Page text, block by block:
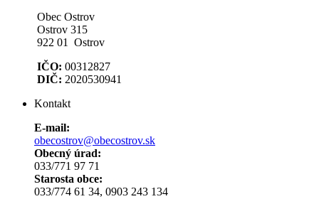
Obec Ostrov
Ostrov 315
922 01 Ostrov
IČO: 00312827
DIČ: 2020530941
Kontakt
E-mail:
obecostrov@obecostrov.sk
Obecný úrad:
033/771 97 71
Starosta obce:
033/774 61 34, 0903 243 134